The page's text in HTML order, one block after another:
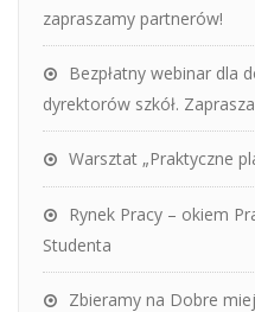
zapraszamy partnerów!
Bezpłatny webinar dla
dyrektorów szkół.
Warsztat „Praktyczne
Rynek Pracy – okiem
Studenta
Zbieramy na Dobre